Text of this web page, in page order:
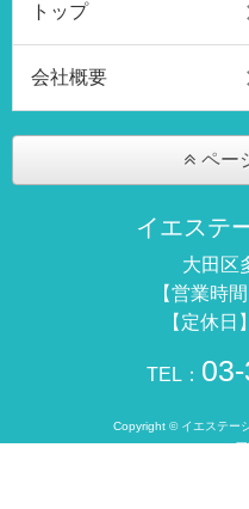
トップ
会社概要
ペー
イエステ
大田区
【営業時
【定休
TEL：
Copyright © イエステー
powered by 不